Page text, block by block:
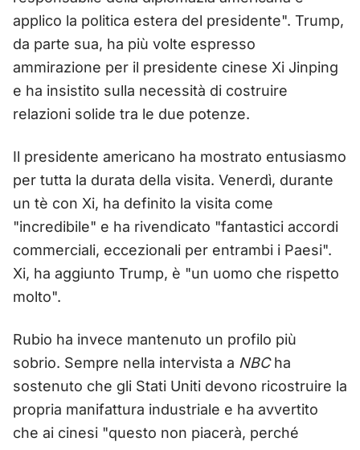
applico la politica estera del presidente". Trump,
da parte sua, ha più volte espresso
ammirazione per il presidente cinese Xi Jinping
e ha insistito sulla necessità di costruire
relazioni solide tra le due potenze.
Il presidente americano ha mostrato entusiasmo
per tutta la durata della visita. Venerdì, durante
un tè con Xi, ha definito la visita come
"incredibile" e ha rivendicato "fantastici accordi
commerciali, eccezionali per entrambi i Paesi".
Xi, ha aggiunto Trump, è "un uomo che rispetto
molto".
Rubio ha invece mantenuto un profilo più
sobrio. Sempre nella intervista a NBCha
sostenuto che gli Stati Uniti devono ricostruire la
propria manifattura industriale e ha avvertito
che ai cinesi "questo non piacerà, perché